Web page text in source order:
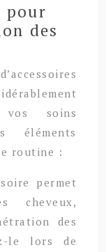
pour
des
vos soins
éléments
routine :
permet
cheveux,
des
le lors de